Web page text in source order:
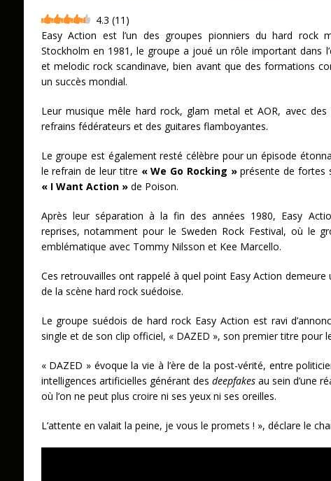
4.3 (11 )
Easy Action est l’un des groupes pionniers du hard rock
Stockholm en 1981, le groupe a joué un rôle important dans
et melodic rock scandinave, bien avant que des formations
un succès mondial.
Leur musique mêle hard rock, glam metal et AOR, avec des
refrains fédérateurs et des guitares flamboyantes.
Le groupe est également resté célèbre pour un épisode
le refrain de leur titre « We Go Rocking »présente de fortes
« I Want Action »de Poison.
Après leur séparation à la fin des années 1980, Easy
reprises, notamment pour le Sweden Rock Festival, où le
emblématique avec Tommy Nilsson et Kee Marcello.
Ces retrouvailles ont rappelé à quel point Easy Action
de la scène hard rock suédoise.
Le groupe suédois de hard rock Easy Action est ravi
single et de son clip officiel, « DAZED », son premier titre pour
« DAZED » évoque la vie à l’ère de la post-vérité, entre
intelligences artificielles générant des deepfakesau sein d’une
où l’on ne peut plus croire ni ses yeux ni ses oreilles.
L’attente en valait la peine, je vous le promets ! », déclare le